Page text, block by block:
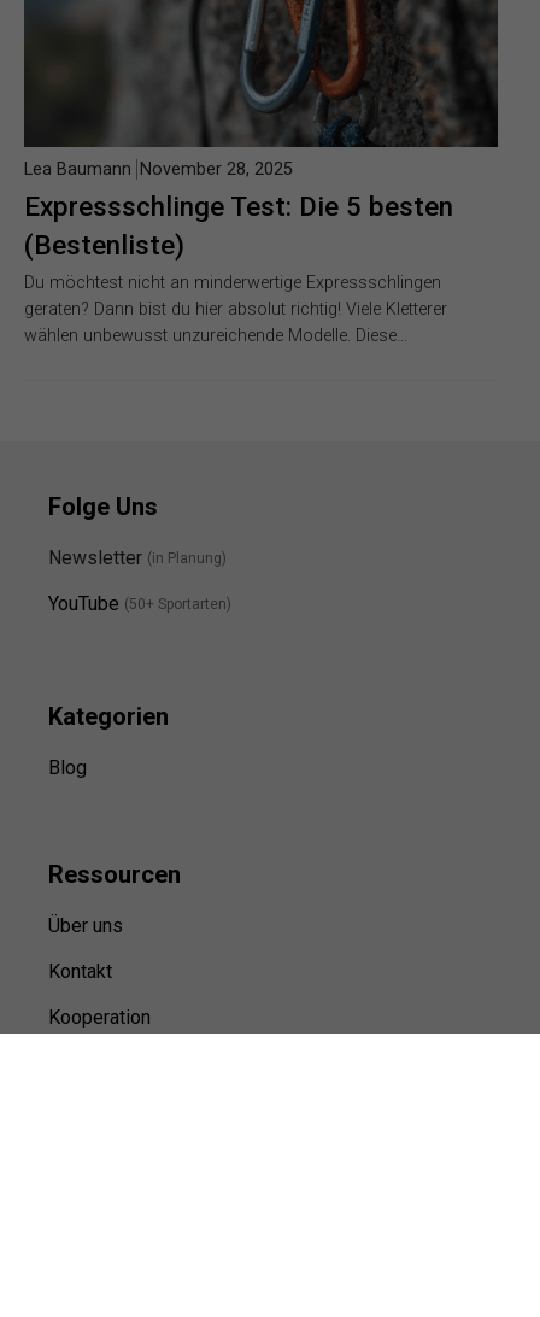
Expressschlinge Test: Die 5 besten
(Bestenliste)
Lea Baumann November 28, 2025
Du möchtest nicht an minderwertige Expressschlingen
geraten? Dann bist du hier absolut richtig! Viele Kletterer
wählen unbewusst unzureichende Modelle. Diese…
Folge Uns
Newsletter (in Planung)
YouTube (50+ Sportarten)
Kategorien
Blog
Ressourcen
Über uns
Kontakt
Kooperation